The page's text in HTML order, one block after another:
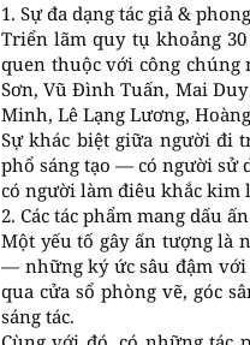
1. Sự đa dạng tác giả &
Triển lãm quy tụ khoảng
quen thuộc với công chúng
Sơn, Vũ Đình Tuấn, Mai
Minh, Lê Lạng Lương,
Sự khác biệt giữa người đi
phổ sáng tạo — có người sử
có người làm điêu khắc kim
2. Các tác phẩm mang dấu
Một yếu tố gây ấn tượng là
— những ký ức sâu đậm
qua cửa sổ phòng vẽ, góc
sáng tác.